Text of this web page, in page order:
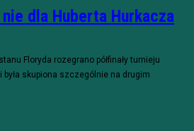
dla Huberta Hurkacza
Floryda rozegrano półfinały turnieju
była skupiona szczególnie na drugim